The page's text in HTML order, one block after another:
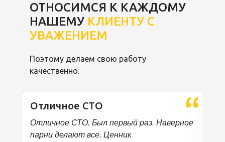
ОТНОСИМСЯ К КАЖДОМУ
НАШЕМУ КЛИЕНТУ С
УВАЖЕНИЕМ
Поэтому делаем свою работу
качественно.
Отличное СТО
Отличное СТО. Был первый раз. Наверное
парни делают все. Ценник